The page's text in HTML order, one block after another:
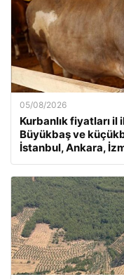
05/08/2026
Kurbanlık fiyatları il
Büyükbaş ve
İstanbul, Ankara,